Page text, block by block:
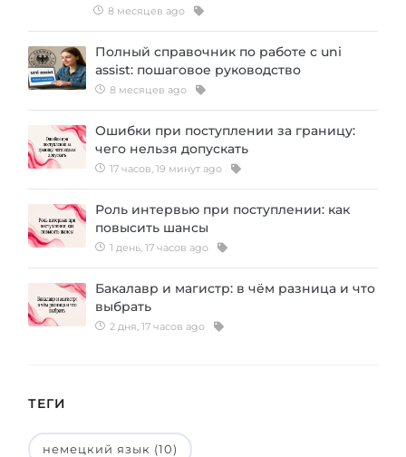
Тест Карта Интересов
Тест RIASEC
Успехна
100%
Наши студенты успешно поступают
КОНСУЛЬТАЦИЯ!
Украина
Казахстан
Азербайджан
Армения
Беларусь
Другая страна
ЗАПИСАТЬСЯ НА КОНСУЛЬТАЦИЮ
8 месяцев ago
Полный справочник по работе с uni
assist: пошаговое руководство
8 месяцев ago
Ошибки при поступлении за границу:
чего нельзя допускать
17 часов, 19 минут ago
Роль интервью при поступлении: как
повысить шансы
1 день, 17 часов ago
Бакалавр и магистр: в чём разница и что
выбрать
2 дня, 17 часов ago
ТЕГИ
немецкий язык (10)